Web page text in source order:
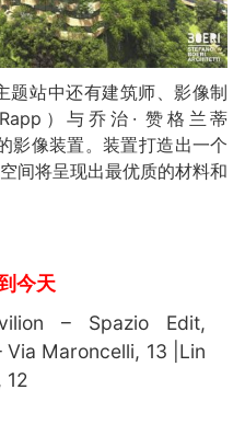
题站中还有建筑师、影像制
）与乔治· 赞格兰蒂
影像装置。装置打造出一个
间将呈现出最优质的材料和
今天
– Spazio Edit,
Via Maroncelli, 13 |Lin
12